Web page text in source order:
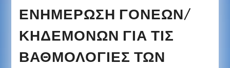
ΕΝΗΜΈΡΩΣΗ ΓΟΝΈΩΝ/
ΚΗΔΕΜΌΝΩΝ ΓΙΑ ΤΙΣ
ΒΑΘΜΟΛΟΓΊΕΣ ΤΩΝ